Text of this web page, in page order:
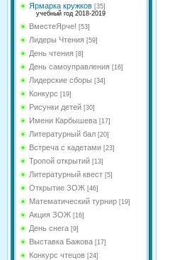
Ярмарка кружков [35]
учебный год 2018-2019
ВместеЯрче! [53]
Лидеры Чтения [59]
День чтения [8]
День самоуправления [16]
Лидерские сборы [34]
Конкурс [19]
Рисунки детей [30]
Имени Карбышева [17]
Литературный бал [20]
Встреча с кадетами [23]
Тропой открытий [13]
Литературный квест [5]
Открытие ЗОЖ [46]
Математический турнир [19]
Акция ЗОЖ [16]
День снега [9]
Выставка Бажова [17]
Конкурс чтецов [24]